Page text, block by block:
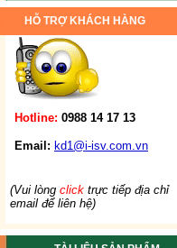
HỖ TRỢ KHÁCH HÀNG
Hotline: 0988 14 17 13
Email: kd1@i-isv.com.vn
(Vui lòng click trực tiếp địa chỉ
email để liên hệ)